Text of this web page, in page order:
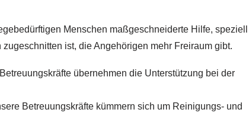
Menschen maßgeschneiderte Hilfe, speziell
ist, die Angehörigen mehr Freiraum gibt.
übernehmen die Unterstützung bei der
Betreuungskräfte kümmern sich um Reinigungs- und